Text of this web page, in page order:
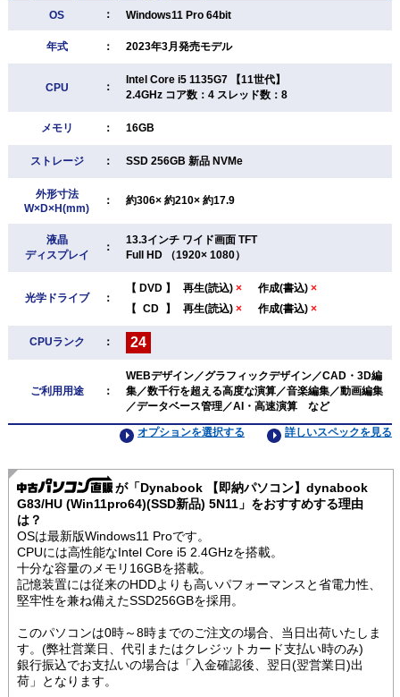
OS ： Windows11 Pro 64bit
年式 ： 2023年3月発売モデル
CPU ：
Intel Core i5 1135G7 【11世代】
2.4GHz コア数：4 スレッド数：8
メモリ ： 16GB
ストレージ ： SSD 256GB 新品 NVMe
外形寸法
W×D×H(mm)
： 約306× 約210× 約17.9
液晶
ディスプレイ
：
13.3インチ ワイド画面 TFT
Full HD （1920× 1080）
光学ドライブ ：
【 DVD 】 再生(読込) × 作成(書込) ×
【 CD 】 再生(読込) × 作成(書込) ×
CPUランク ： 24
ご利用用途 ：
WEBデザイン／グラフィックデザイン／CAD・3D編
集／数千行を超える高度な演算／音楽編集／動画編集
／データベース管理／AI・高速演算 など
詳しいスペックを見る
オプションを選択する
が「Dynabook 【即納パソコン】dynabook
G83/HU (Win11pro64)(SSD新品) 5N11」をおすすめする理由
は？
OSは最新版Windows11 Proです。
CPUには高性能なIntel Core i5 2.4GHzを搭載。
十分な容量のメモリ16GBを搭載。
記憶装置には従来のHDDよりも高いパフォーマンスと省電力性、
堅牢性を兼ね備えたSSD256GBを採用。
このパソコンは0時～8時までのご注文の場合、当日出荷いたしま
す。(弊社営業日、代引またはクレジットカード支払い時のみ)
銀行振込でお支払いの場合は「入金確認後、翌日(翌営業日)出
荷」となります。